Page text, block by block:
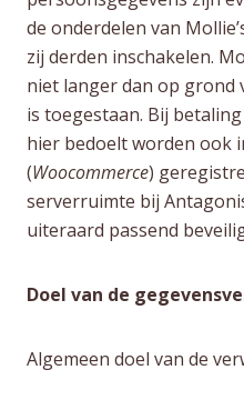
de onderdelen van
zij derden inschakelen.
niet langer dan op grond
is toegestaan. Bij
hier bedoelt worden ook
(Woocommerce)
serverruimte bij
uiteraard passend
Doel van de
Algemeen doel van de